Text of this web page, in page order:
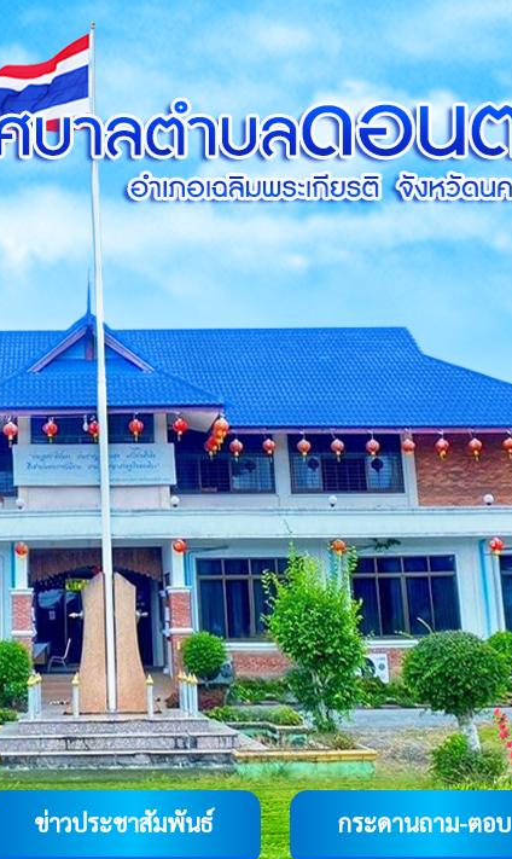
ข่าวประชาสัมพันธ์ กระดานถาม-ตอบ